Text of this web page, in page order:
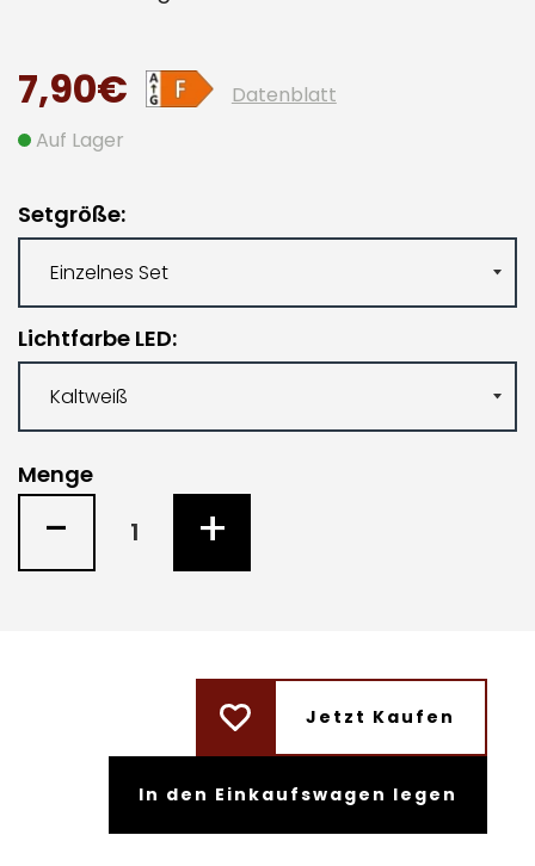
7,90€
Datenblatt
Auf Lager
Setgröße
Lichtfarbe LED
Menge
- +
Jetzt Kaufen
In den Einkaufswagen legen